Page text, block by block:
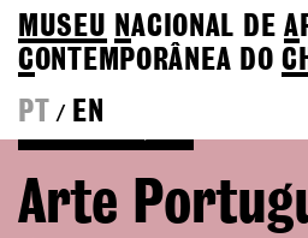
MUSEU NACIONAL DEA
CONTEMPORÂNEA DO
PT
/ EN
Arte